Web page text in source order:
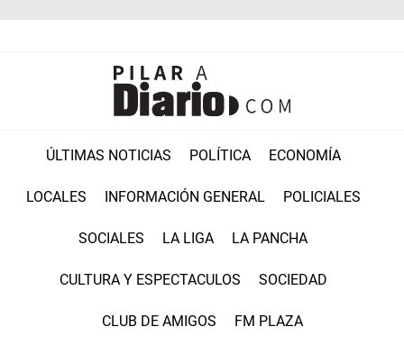
ÚLTIMAS NOTICIAS POLÍTICA ECONOMÍA
LOCALES INFORMACIÓN GENERAL POLICIALES
SOCIALES LA LIGA LA PANCHA
CULTURA Y ESPECTACULOS SOCIEDAD
CLUB DE AMIGOS FM PLAZA